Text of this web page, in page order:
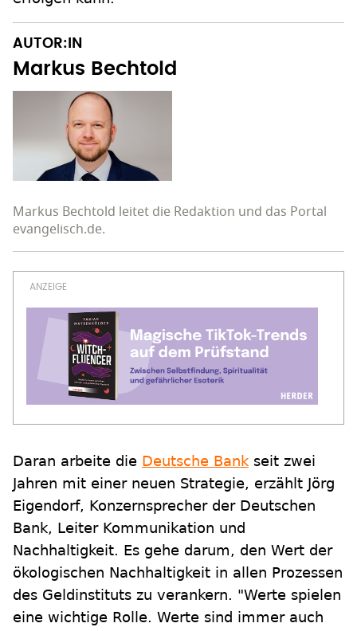
AUTOR:IN
Markus Bechtold
Markus Bechtold leitet die Redaktion und das Portal
evangelisch.de.
Daran arbeite die Deutsche Bank seit zwei
Jahren mit einer neuen Strategie, erzählt Jörg
Eigendorf, Konzernsprecher der Deutschen
Bank, Leiter Kommunikation und
Nachhaltigkeit. Es gehe darum, den Wert der
ökologischen Nachhaltigkeit in allen Prozessen
des Geldinstituts zu verankern. "Werte spielen
eine wichtige Rolle. Werte sind immer auch